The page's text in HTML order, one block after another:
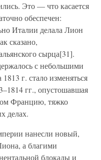
Это — что касается
обеспечен:
Италии делала Лион
сказано,
сырца[31].
с небольшими
г. стало изменяться
гг., опустошавшая
Францию, тяжко
делах.
нанесли новый,
а благими
блокады и